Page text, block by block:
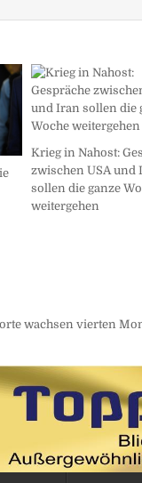
Krieg in Nahost:
zwischen USA und
sollen die ganze
weitergehen
wachsen vierten